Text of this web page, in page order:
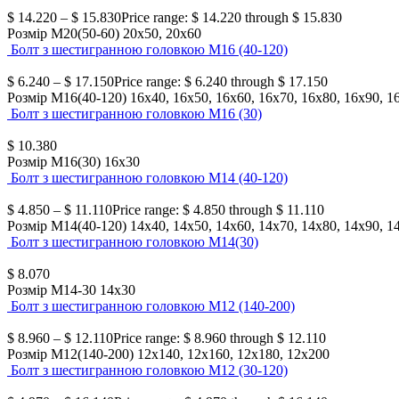
$ 14.220 – $ 15.830Price range: $ 14.220 through $ 15.830
Розмір М20(50-60) 20х50, 20х60
Болт з шестигранною головкою М16 (40-120)
$ 6.240 – $ 17.150Price range: $ 6.240 through $ 17.150
Розмір М16(40-120) 16х40, 16х50, 16х60, 16х70, 16х80, 16х90,
Болт з шестигранною головкою М16 (30)
$ 10.380
Розмір М16(30) 16х30
Болт з шестигранною головкою М14 (40-120)
$ 4.850 – $ 11.110Price range: $ 4.850 through $ 11.110
Розмір М14(40-120) 14х40, 14х50, 14х60, 14х70, 14х80, 14х90,
Болт з шестигранною головкою М14(30)
$ 8.070
Розмір М14-30 14х30
Болт з шестигранною головкою М12 (140-200)
$ 8.960 – $ 12.110Price range: $ 8.960 through $ 12.110
Розмір М12(140-200) 12х140, 12х160, 12х180, 12х200
Болт з шестигранною головкою М12 (30-120)